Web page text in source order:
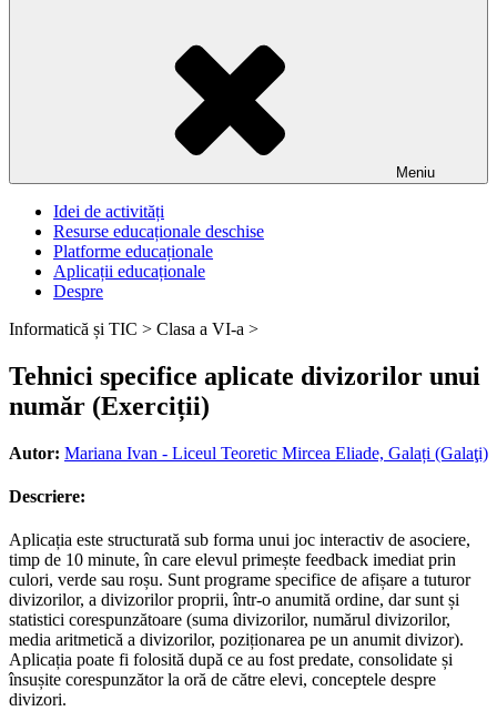
Meniu
Idei de activități
Resurse educaționale deschise
Platforme educaționale
Aplicații educaționale
Despre
Informatică și TIC > Clasa a VI-a >
Tehnici specifice aplicate divizorilor unui
număr (Exerciții)
Autor: Mariana Ivan - Liceul Teoretic Mircea Eliade, Galați (Galaţi)
Descriere:
Aplicația este structurată sub forma unui joc interactiv de asociere,
timp de 10 minute, în care elevul primește feedback imediat prin
culori, verde sau roșu. Sunt programe specifice de afișare a tuturor
divizorilor, a divizorilor proprii, într-o anumită ordine, dar sunt și
statistici corespunzătoare (suma divizorilor, numărul divizorilor,
media aritmetică a divizorilor, poziționarea pe un anumit divizor).
Aplicația poate fi folosită după ce au fost predate, consolidate și
însușite corespunzător la oră de către elevi, conceptele despre
divizori.